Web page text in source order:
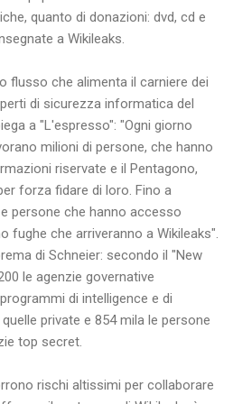
quanto di donazioni: dvd, cd e
a Wikileaks.
flusso che alimenta il carniere dei
di sicurezza informatica del
a "L'espresso": "Ogni giorno
milioni di persone, che hanno
riservate e il Pentagono,
forza fidare di loro. Fino a
persone che hanno accesso
fughe che arriveranno a Wikileaks".
di Schneier: secondo il "New
le agenzie governative
di intelligence e di
private e 854 mila le persone
top secret.
rischi altissimi per collaborare